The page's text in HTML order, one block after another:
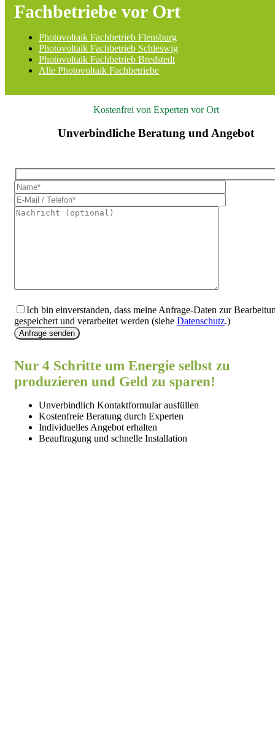
Fachbetriebe vor Ort
Photovoltaik Fachbetrieb Flensburg
Photovoltaik Fachbetrieb Schleswig
Photovoltaik Fachbetrieb Bredstedt
Alle Photovoltaik Fachbetriebe
Kostenfrei von Experten vor Ort
Unverbindliche Beratung und Angebot
Ich bin einverstanden, dass meine Anfrage-Daten zur
gespeichert und verarbeitet werden (siehe Datenschutz.)
Anfrage senden
Nur 4 Schritte um Energie selbst zu
produzieren und Geld zu sparen!
Unverbindlich Kontaktformular ausfüllen
Kostenfreie Beratung durch Experten
Individuelles Angebot erhalten
Beauftragung und schnelle Installation